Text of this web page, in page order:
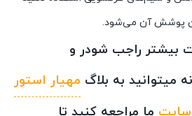
پوشش آن می‌شود.
بیشتر راجب شودر و
میتوانید به بلاگ مهیار استور
سایت ما مراجعه کنید تا